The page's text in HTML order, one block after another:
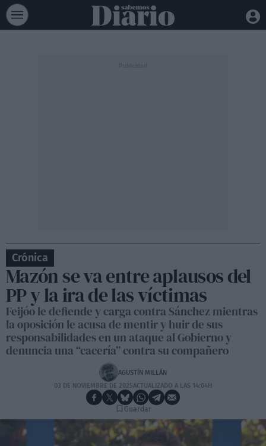
Crónica
Mazón se va entre aplausos del
PP y la ira de las víctimas
Feijóo le defiende y carga contra Sánchez mientras
la oposición le acusa de mentir y huir de sus
responsabilidades en un ataque al Gobierno y
denuncia una “cacería” contra su compañero
AGUSTÍN MILLÁN
03 DE NOVIEMBRE DE 2025ACTUALIZADO A LAS 14:04H
Guardar